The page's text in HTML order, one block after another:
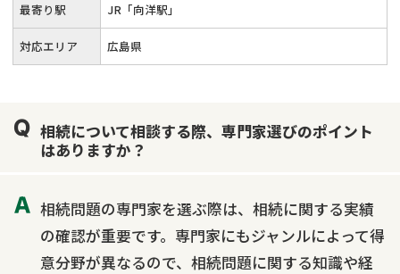
最寄り駅 JR「向洋駅」
対応エリア 広島県
相続について相談する際、専門家選びのポイント
はありますか？
相続問題の専門家を選ぶ際は、相続に関する実績
の確認が重要です。専門家にもジャンルによって得
意分野が異なるので、相続問題に関する知識や経